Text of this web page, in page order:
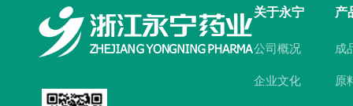
关于永宁
公司概况
企业文化
产
成
原